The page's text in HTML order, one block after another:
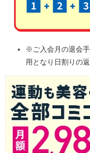
※ご入会月の退会
用となり日割りの